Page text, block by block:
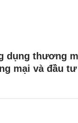
dụng thương
mại và đầu tư